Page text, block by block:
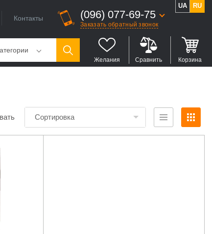
Контакты (096) 077-69-75
Заказать обратный звонок
UA RU
Желания Сравнить Корзина
Сортировка